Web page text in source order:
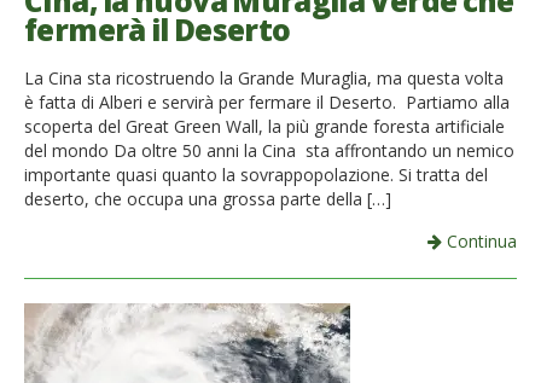
French
Italiano
fermerà il Deserto
La Cina sta ricostruendo la Grande Muraglia, ma questa volta
è fatta di Alberi e servirà per fermare il Deserto. Partiamo alla
scoperta del Great Green Wall, la più grande foresta artificiale
del mondo Da oltre 50 anni la Cina sta affrontando un nemico
importante quasi quanto la sovrappopolazione. Si tratta del
deserto, che occupa una grossa parte della […]
Continua